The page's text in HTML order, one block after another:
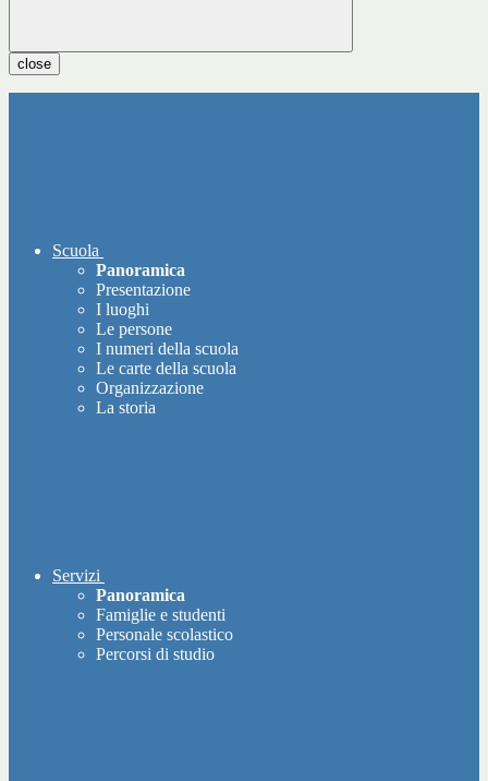
close
Scuola
Panoramica
Presentazione
I luoghi
Le persone
I numeri della scuola
Le carte della scuola
Organizzazione
La storia
Servizi
Panoramica
Famiglie e studenti
Personale scolastico
Percorsi di studio